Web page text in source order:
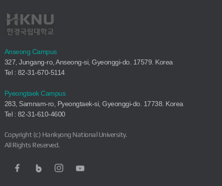
Anseong Campus
327, Jungang-ro, Anseong-si, Gyeonggi-do. 17579. Korea
Tel : 82-31-670-5114
Pyeongtaek Campus
283, Samnam-ro, Pyeongtaek-si, Gyeonggi-do. 17738. Korea
Tel : 82-31-610-4600
Copyright (c) Hankyong National University.
All Rights Reserved.